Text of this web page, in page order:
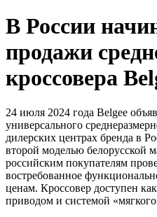
В России
продажи
кроссовера
24 июля 2024 года Belgee
универсального
дилерских центрах бренда в
второй моделью белорусской
российским покупателям
востребованное
ценам. Кроссовер доступен
приводом и системой